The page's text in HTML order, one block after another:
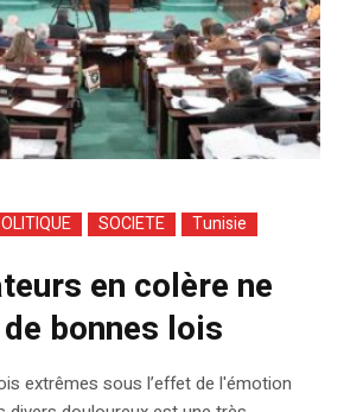
SOCIETE Tunisie
en colère ne
bonnes lois
extrêmes sous l’effet de l'émotion